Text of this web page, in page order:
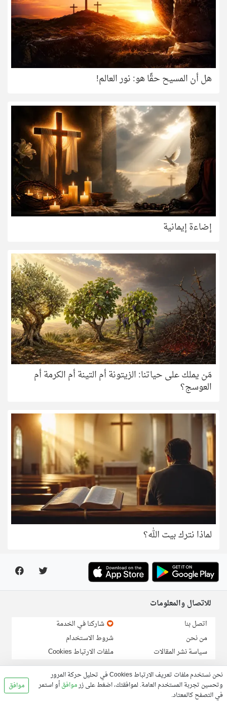
هل أن المسيح حقًا هو: نور العالم!
إضاءة إيمانية
مَن يملك على حياتنا: الزيتونة أم التينة أم الكرمة أم
العوسج؟
لماذا نترك بيت الله؟
للاتصال والمعلومات
اتصل بنا
من نحن
سياسة نشر المقالات
شاركنا في الخدمة
شروط الاستخدام
ملفات الارتباط Cookies
لارسال خبر او مقالة: info@linga.orgنحن نستخدم ملفات تعريف الارتباط Cookies في تحليل حركة المرور
وتحسين تجربة المستخدم العامة. لموافقتك، اضغط على زرموافقأو استمر
في التصفح كالمعتاد.
موافق